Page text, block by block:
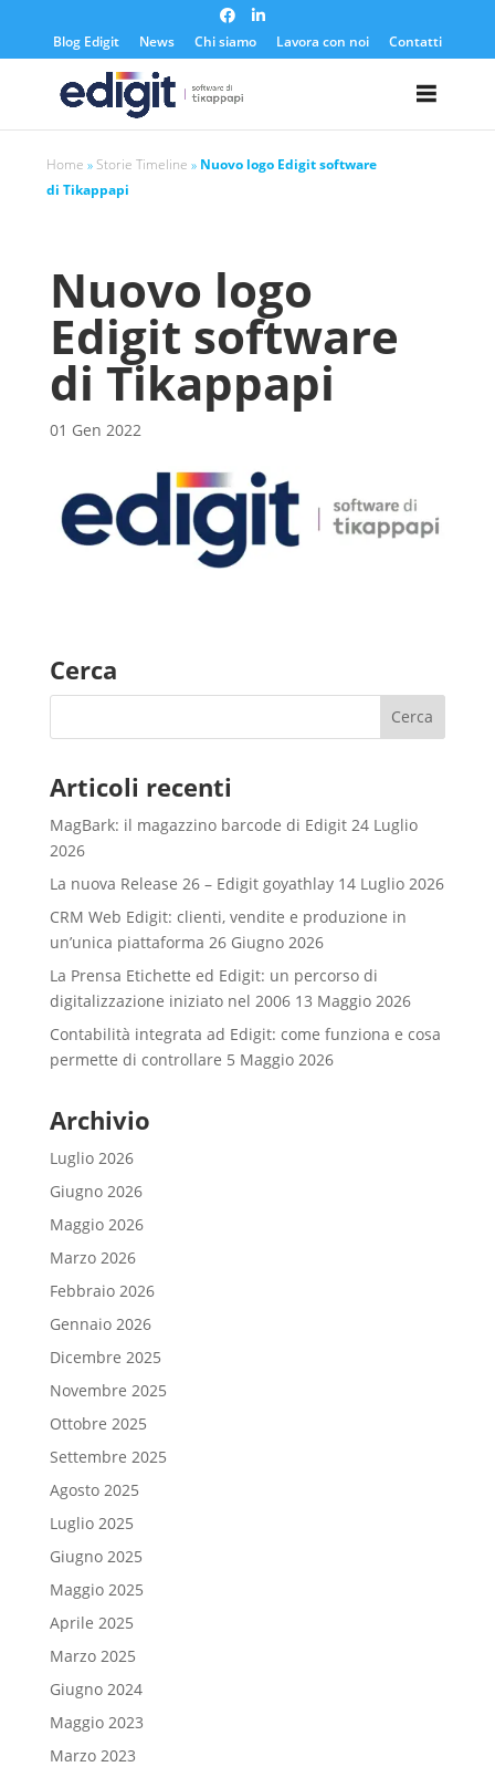
Blog Edigit News Chi siamo Lavora con noi Contatti
Home » Storie Timeline » Nuovo logo Edigit software
di Tikappapi
Nuovo logo
Edigit software
di Tikappapi
01 Gen 2022
Cerca
Articoli recenti
MagBark: il magazzino barcode di Edigit 24 Luglio
2026
La nuova Release 26 – Edigit goyathlay 14 Luglio 2026
CRM Web Edigit: clienti, vendite e produzione in
un’unica piattaforma 26 Giugno 2026
La Prensa Etichette ed Edigit: un percorso di
digitalizzazione iniziato nel 2006 13 Maggio 2026
Contabilità integrata ad Edigit: come funziona e cosa
permette di controllare 5 Maggio 2026
Archivio
Luglio 2026
Giugno 2026
Maggio 2026
Marzo 2026
Febbraio 2026
Gennaio 2026
Dicembre 2025
Novembre 2025
Ottobre 2025
Settembre 2025
Agosto 2025
Luglio 2025
Giugno 2025
Maggio 2025
Aprile 2025
Marzo 2025
Giugno 2024
Maggio 2023
Marzo 2023